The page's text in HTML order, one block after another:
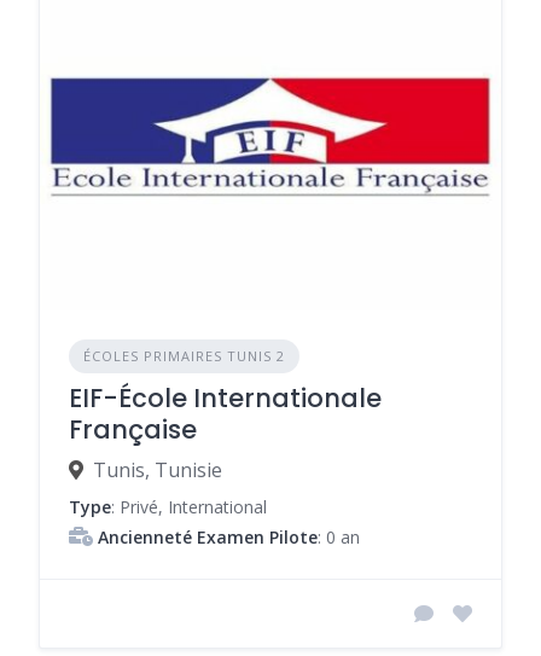
ÉCOLES PRIMAIRES TUNIS 2
EIF-École Internationale
Française
Tunis, Tunisie
Type: Privé, International
Ancienneté Examen Pilote: 0 an